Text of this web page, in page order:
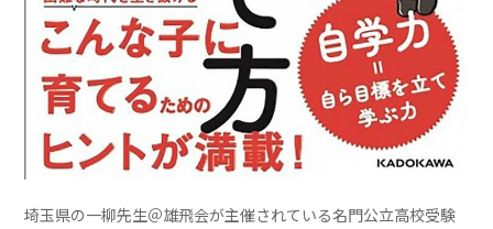
埼玉県の一柳先生＠雄飛会が主催されている名門公立高校受験